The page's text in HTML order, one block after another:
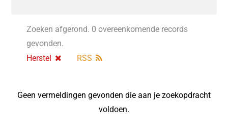
Zoeken afgerond. 0 overeenkomende records
gevonden.
Herstel
RSS
Geen vermeldingen gevonden die aan je zoekopdracht
voldoen.